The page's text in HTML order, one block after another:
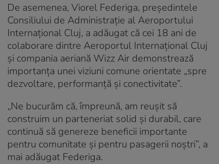
De asemenea, Viorel Federiga, președintele
Consiliului de Administrație al Aeroportului
Internațional Cluj, a adăugat că cei 18 ani de
colaborare dintre Aeroportul Internațional Cluj
și compania aeriană Wizz Air demonstrează
importanța unei viziuni comune orientate „spre
dezvoltare, performanță și conectivitate”.
„Ne bucurăm că, împreună, am reușit să
construim un parteneriat solid și durabil, care
continuă să genereze beneficii importante
pentru comunitate și pentru pasagerii noștri”, a
mai adăugat Federiga.